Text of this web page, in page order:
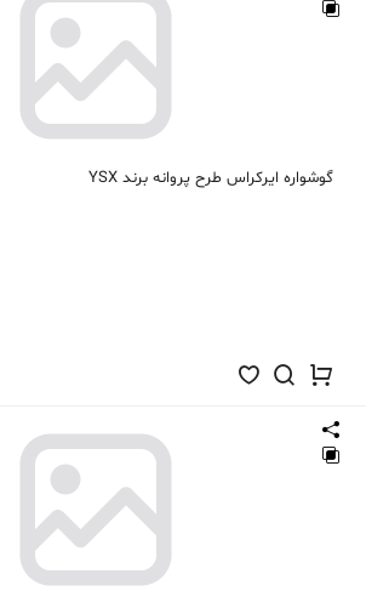
گوشواره ایرکراس طرح پروانه برند YSX